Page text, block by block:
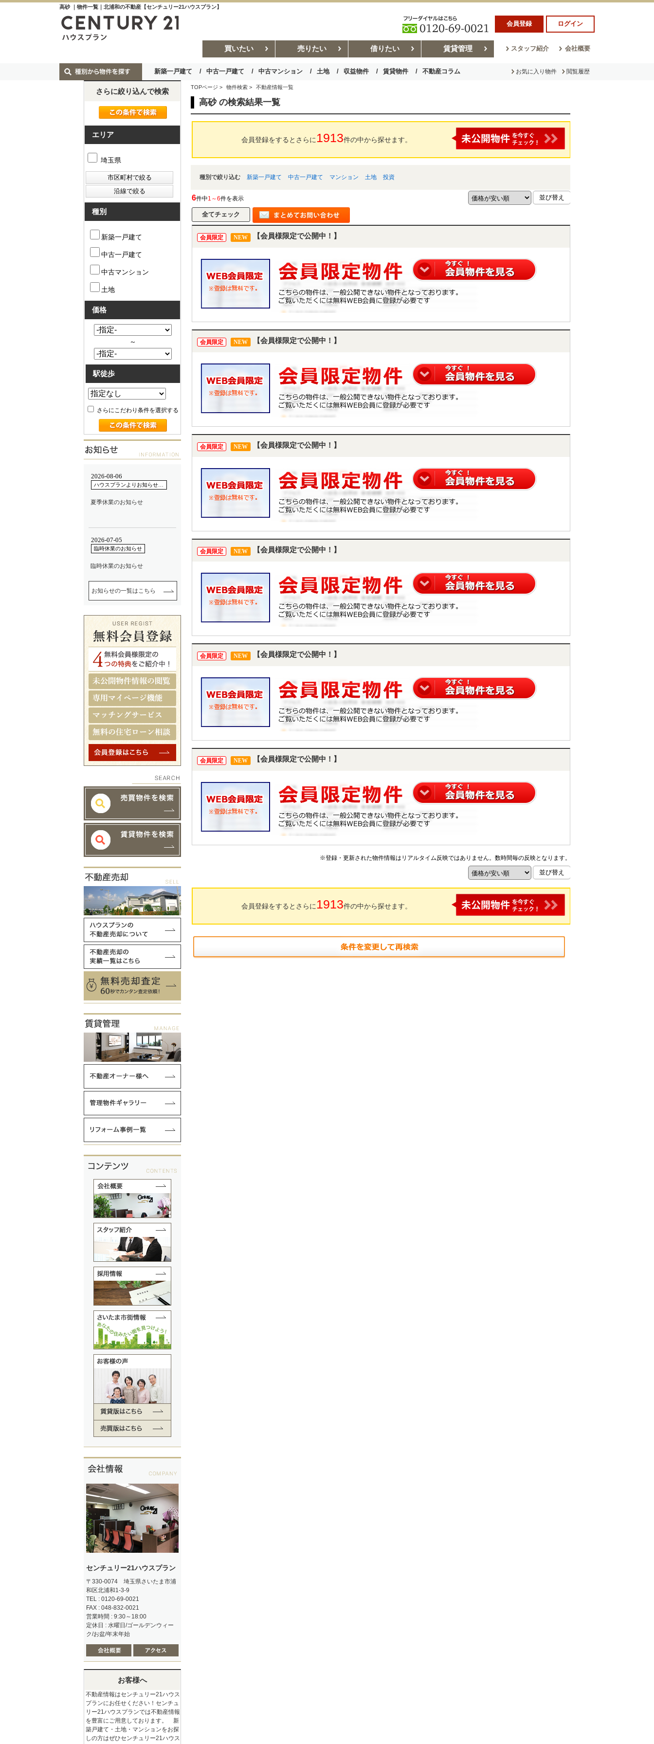
高砂 ｜物件一覧｜北浦和の不動産【センチュリー21ハウスプラン】
会員登録 ログイン
買いたい 売りたい 借りたい 賃貸管理 スタッフ紹介 会社概要
新築一戸建て 中古一戸建て 中古マンション 土地 収益物件 賃貸物件 不動産コラム お気に入り物件 閲覧履歴
TOPページ > 物件検索 > 不動産情報一覧
高砂 の検索結果一覧
会員登録をするとさらに 1913件の中から探せます。
種別で絞り込む 新築一戸建て 中古一戸建て マンション 土地 投資
6件中1～6件を表示
会員限定 NEW 【会員様限定で公開中！】
会員限定 NEW 【会員様限定で公開中！】
会員限定 NEW 【会員様限定で公開中！】
会員限定 NEW 【会員様限定で公開中！】
会員限定 NEW 【会員様限定で公開中！】
会員限定 NEW 【会員様限定で公開中！】
※登録・更新された物件情報はリアルタイム反映ではありません。数時間毎の反映となります。
会員登録をするとさらに 1913件の中から探せます。
さらに絞り込んで検索
エリア
埼玉県
種別
新築一戸建て
中古一戸建て
中古マンション
土地
価格
～
駅徒歩
さらにこだわり条件を選択する
お知らせの一覧はこちら
センチュリー21ハウスプラン
〒330-0074 埼玉県さいたま市浦
和区北浦和1-3-9
TEL : 0120-69-0021
FAX : 048-832-0021
営業時間 : 9:30～18:00
定休日 : 水曜日/ゴールデンウィー
ク/お盆/年末年始
お客様へ
不動産情報はセンチュリー21ハウス
プランにお任せください！センチュ
リー21ハウスプランでは不動産情報
を豊富にご用意しております。 新
築戸建て・土地・マンションをお探
しの方はぜひセンチュリー21ハウス